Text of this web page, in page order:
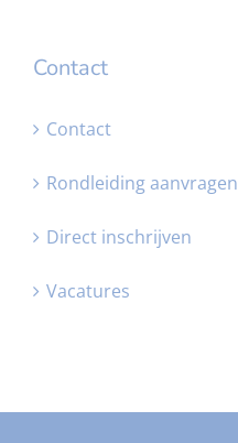
Contact
Contact
Rondleiding aanvragen
Direct inschrijven
Vacatures